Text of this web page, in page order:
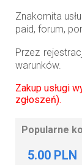
Znakomita
paid, forum,
Przez
warunków.
Zakup usługi
zgłoszeń).
Popularne
5.00 PLN